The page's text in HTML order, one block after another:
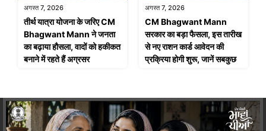
अगस्त 7, 2026
तीर्थ यात्रा योजना के जरिए CM
Bhagwant Mann ने जनता
का बढ़ाया हौसला, वादों को हकीकत
बनाने में रहते हैं अग्रसर
अगस्त 7, 2026
CM Bhagwant Mann
सरकार का बड़ा फैसला, इस तारीख
से नए राशन कार्ड आवेदन की
प्रक्रिया होगी शुरू, जानें सबकुछ